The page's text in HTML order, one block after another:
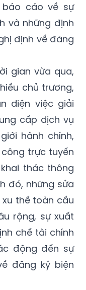
cáo về sự
và những định
định về đăng
gian vừa qua,
chủ trương,
diện việc giải
cấp dịch vụ
hành chính,
trực tuyến
thác thông
đó, những sửa
thế toàn cầu
rộng, sự xuất
chế tài chính
động đến sự
đăng ký biện